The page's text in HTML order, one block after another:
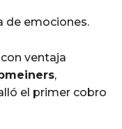
de emociones.
ventaja
,
el primer cobro